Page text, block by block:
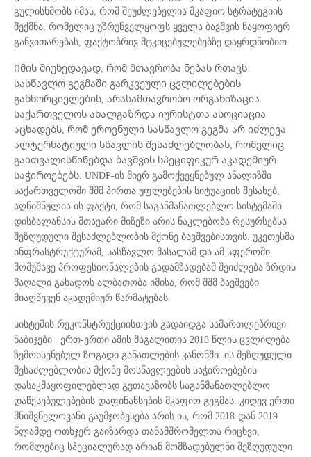
გულისხმობს იმას, რომ შეუძლებელია მკაფიო სტრატეგიის
შექმნა, რომელიც უზრუნველყოფს ყველა ბავშვის ნაყოფიერ
განვითარებას, ფაქტობრივ მტკიცებულებებზე დაყრდნობით.
Იმის მიუხედავად, რომ მთავრობა ნებას რთავს
სასწავლო გეგმაში გარკვეული ცვლილებების
განხორციელების, არასამთავრობო ორგანიზაცია
საქართველოს ახალგაზრდა იურისტთა ასოციაცია
აცხადებს, რომ ეროვნული სასწავლო გეგმა არ იძლევა
ალტერნატიული სწავლის შესაძლებლობას, რომელიც
გაითვალისწინებდა ბავშვის სპეციფიკურ აკადემიურ
საჭიროებებს. UNDP-ის მიერ გამოქვეყნებულ ანალიზში
საქართველოში შშმ პირთა უფლებების სიტუაციის შესახებ,
აღნიშნულია ის ფაქტი, რომ საგანმანათლებლო სისტემაში
დისბალანსის მთავარი მიზეზი არის ნაკლებობა რესურსებსა
შეზღუდული შესაძლებლობის მქონე ბავშვებისთვის. უკეთესმა
ინფრასტრუქტურამ, სასწავლო მასალამ და ამ სფეროში
მომუშავე პროფესიონალების გადამზადებამ შეიძლება ზრდის
მაღალი გახადოს ალბათობა იმისა, რომ შშმ ბავშვები
მიაღწევენ აკადემიურ წარმატებას.
სისტემის რეკონსტრუქციისთვის გადაიდგა სამართლებრივი
ნაბიჯები . ერთ-ერთი ამის მაგალითია 2018 წლის ცვლილება
ზემოხსენებულ ზოგადი განათლების კანონში. ის შეზღუდული
შესაძლებლობის მქონე მოსწავლეების საჭიროებების
დასაკმაყოფილებლად გვთავაზობს საგანმანათლებლო
დაწესებულებების დაფინანსების მკაფიო გეგმას. კიდევ ერთი
მნიშვნელოვანი გაუმჯობესება არის ის, რომ 2018-დან 2019
წლამდე ოთხჯერ გაიზარდა თანამშრომელთა რიცხვი,
რომლებიც სპეციალურად არიან მომზადებულნი შეზღუდული